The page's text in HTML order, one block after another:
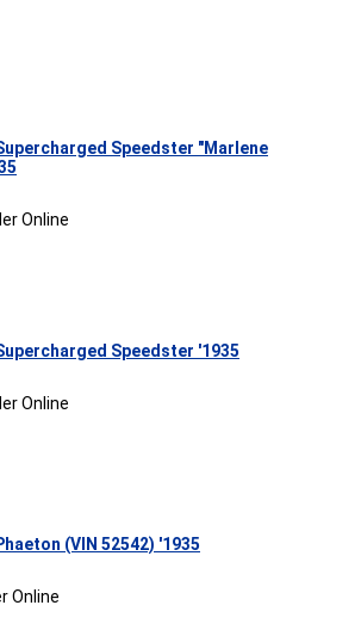
Speedster "Marlene
Online
Speedster '1935
Online
(VIN 52542) '1935
Online